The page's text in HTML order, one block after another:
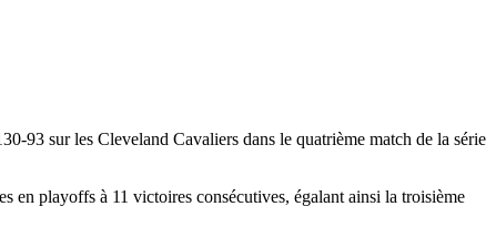
93 sur les Cleveland Cavaliers dans le quatrième match de la série
en playoffs à 11 victoires consécutives, égalant ainsi la troisième